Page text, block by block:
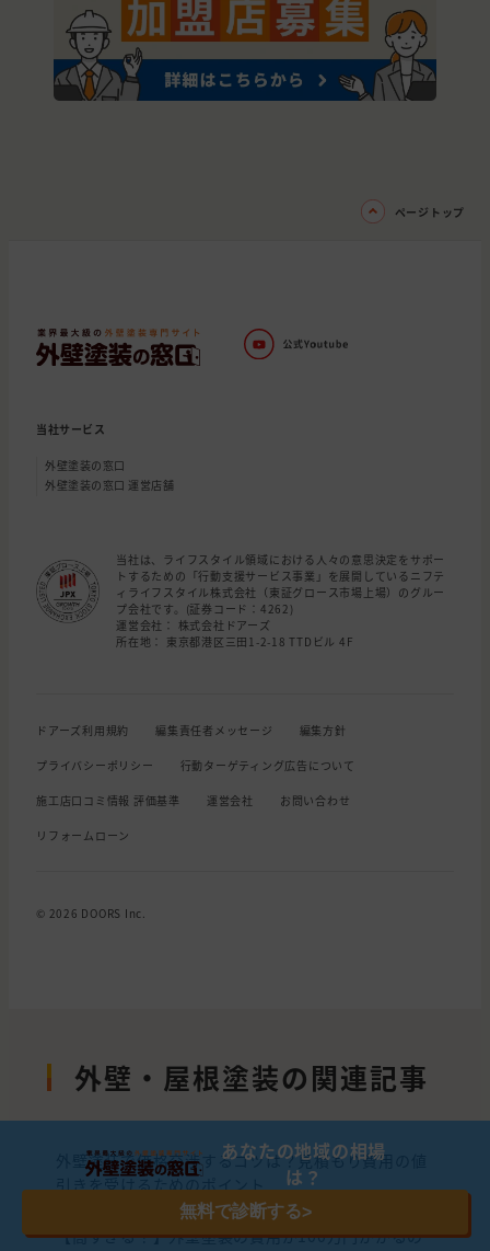
ページトップ
当社サービス
外壁塗装の窓口
外壁塗装の窓口 運営店舗
当社は、ライフスタイル領域における人々の意思決定をサポー
トするための「行動支援サービス事業」を展開しているニフテ
ィライフスタイル株式会社（東証グロース市場上場）のグルー
プ会社です。(証券コード：4262)
運営会社： 株式会社ドアーズ
所在地： 東京都港区三田1-2-18 TTDビル 4F
ドアーズ利用規約 編集責任者メッセージ 編集方針
プライバシーポリシー 行動ターゲティング広告について
施工店口コミ情報 評価基準 運営会社 お問い合わせ
リフォームローン
© 2026 DOORS Inc.
外壁・屋根塗装の関連記事
外壁塗装で価格交渉するコツは？見積もり費用の値
引きを受けるためのポイント
【高すぎる？】外壁塗装の費用が100万円かかるの
あなたの地域の相場
は？
無料で診断する>